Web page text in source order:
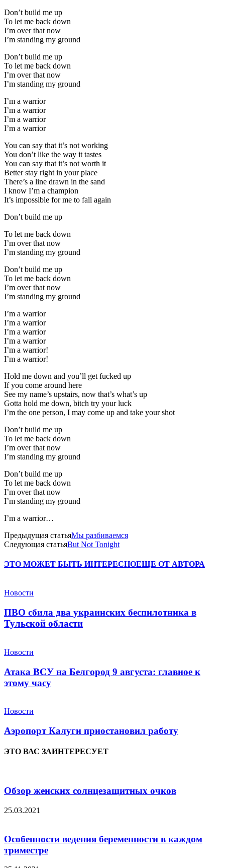
Don’t build me up
To let me back down
I’m over that now
I’m standing my ground
Don’t build me up
To let me back down
I’m over that now
I’m standing my ground
I’m a warrior
I’m a warrior
I’m a warrior
I’m a warrior
You can say that it’s not working
You don’t like the way it tastes
You can say that it’s not worth it
Better stay right in your place
There’s a line drawn in the sand
I know I’m a champion
It’s impossible for me to fall again
Don’t build me up
To let me back down
I’m over that now
I’m standing my ground
Don’t build me up
To let me back down
I’m over that now
I’m standing my ground
I’m a warrior
I’m a warrior
I’m a warrior
I’m a warrior
I’m a warrior!
I’m a warrior!
Hold me down and you’ll get fucked up
If you come around here
See my name’s upstairs, now that’s what’s up
Gotta hold me down, bitch try your luck
I’m the one person, I may come up and take your shot
Don’t build me up
To let me back down
I’m over that now
I’m standing my ground
Don’t build me up
To let me back down
I’m over that now
I’m standing my ground
I’m a warrior…
Предыдущая статьяМы разбиваемся
Следующая статьяBut Not Tonight
ЭТО МОЖЕТ БЫТЬ ИНТЕРЕСНОЕЩЕ ОТ АВТОРА
Новости
ПВО сбила два украинских беспилотника в
Тульской области
Новости
Атака ВСУ на Белгород 9 августа: главное к
этому часу
Новости
Аэропорт Калуги приостановил работу
ЭТО ВАС ЗАИНТЕРЕСУЕТ
Обзор женских солнцезащитных очков
25.03.2021
Особенности ведения беременности в каждом
триместре